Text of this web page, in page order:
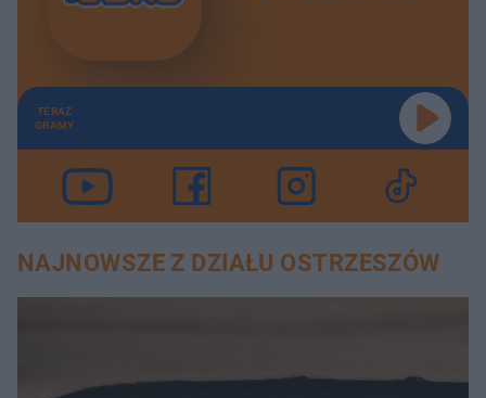
TERAZ
GRAMY
NAJNOWSZE Z DZIAŁU OSTRZESZÓW